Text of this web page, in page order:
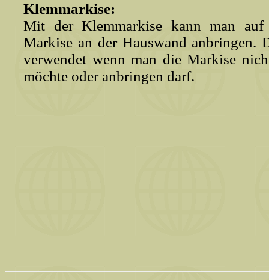
Klemmarkise:
Mit der Klemmarkise kann man auf
Markise an der Hauswand anbringen.
verwendet wenn man die Markise
möchte oder anbringen darf.